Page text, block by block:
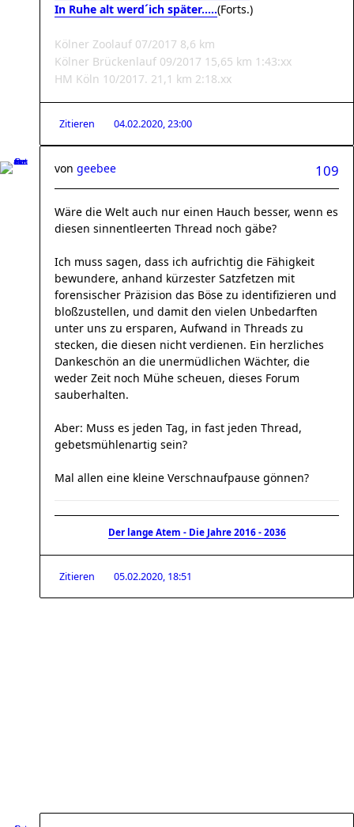
In Ruhe alt werd´ich später.....(Forts.)
Kölner Zoolauf 07/2017 8,6 km
Kölner Brückenlauf 09/2017 15,65 km 1:43:xx
HM Köln 10/2017. 21,1 km 2:18.xx
Zitieren 04.02.2020, 23:00
109
von geebee
Wäre die Welt auch nur einen Hauch besser, wenn es
diesen sinnentleerten Thread noch gäbe?
Ich muss sagen, dass ich aufrichtig die Fähigkeit
bewundere, anhand kürzester Satzfetzen mit
forensischer Präzision das Böse zu identifizieren und
bloßzustellen, und damit den vielen Unbedarften
unter uns zu ersparen, Aufwand in Threads zu
stecken, die diesen nicht verdienen. Ein herzliches
Dankeschön an die unermüdlichen Wächter, die
weder Zeit noch Mühe scheuen, dieses Forum
sauberhalten.
Aber: Muss es jeden Tag, in fast jeden Thread,
gebetsmühlenartig sein?
Mal allen eine kleine Verschnaufpause gönnen?
Der lange Atem - Die Jahre 2016 - 2036
Zitieren 05.02.2020, 18:51